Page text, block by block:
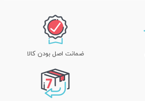
ضمانت اصل بودن کالا